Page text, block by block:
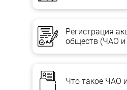
вторых, возникает необходимость
задолженности (в том числе и по
учета в контролирующих органах
ликвидационной процедуры.
в пределах трудового договора (с
сборов). Правда, в такой ситуации
Регистрация
обществ (ЧАО
Что такое ЧАО